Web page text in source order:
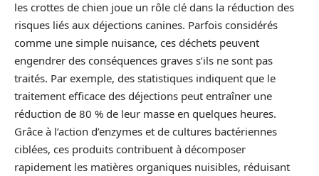
les crottes de chien joue un rôle clé dans la réduction des
risques liés aux déjections canines. Parfois considérés
comme une simple nuisance, ces déchets peuvent
engendrer des conséquences graves s’ils ne sont pas
traités. Par exemple, des statistiques indiquent que le
traitement efficace des déjections peut entraîner une
réduction de 80 % de leur masse en quelques heures.
Grâce à l’action d’enzymes et de cultures bactériennes
ciblées, ces produits contribuent à décomposer
rapidement les matières organiques nuisibles, réduisant